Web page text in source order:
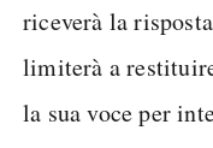
riceverà la
limiterà a
la sua voce per